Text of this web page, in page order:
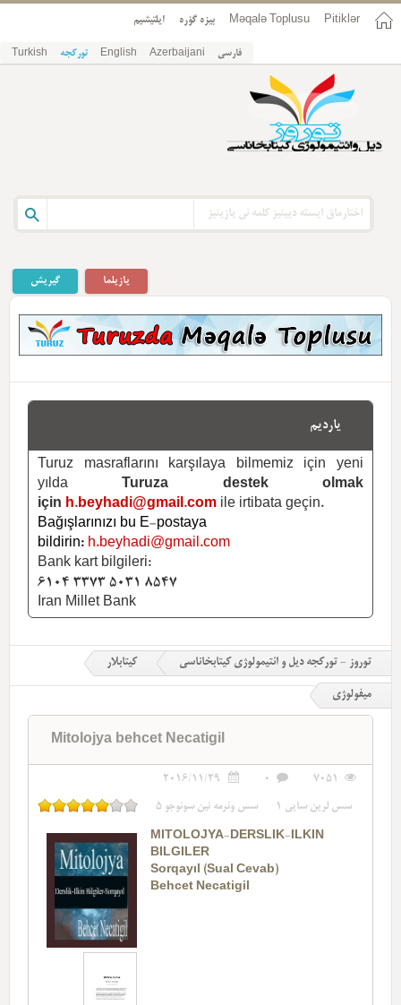
Pitiklər
Məqalə Toplusu بیزه گؤره ایلتیشیم
فارسی Azerbaijani
English تورکجه Turkish
گیریش یازیلما
یاردیم
Turuz masraflarını karşılaya bilmemiz için yeni
yılda
Turuza destek olmak
için h.beyhadi@gmail.com ile irtibata geçin.
Bağışlarınızı bu E-postaya
bildirin: h.beyhadi@gmail.com
Bank kart bilgileri:
6104 3373 5031 8547
Iran Millet Bank
توروز - تورکجه دیل و ائتیمولوژی کیتابخاناسی کیتابلار
میفولوژی
Mitolojya behcet Necatigil
7051
0
2016/11/29
سس لرین سایی 1 سس وئرمه نین سونوجو 5
MITOLOJYA-DERSLIK-ILKIN
BILGILER
Sorqayıl (Sual Cevab)
Behcet Necatigil